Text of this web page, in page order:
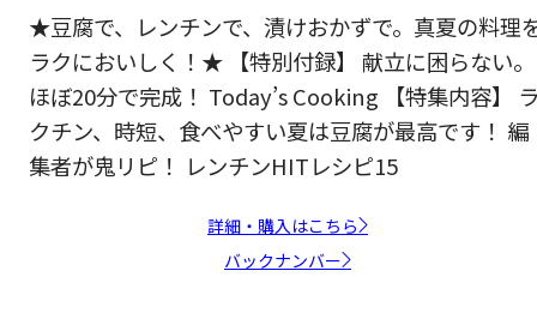
★豆腐で、レンチンで、漬けおかずで。真夏の料理
ラクにおいしく！★ 【特別付録】 献立に困らない。
ほぼ20分で完成！ Today’s Cooking 【特集内容】
クチン、時短、食べやすい夏は豆腐が最高です！ 編
集者が鬼リピ！ レンチンHITレシピ15
詳細・購入はこちら
バックナンバー